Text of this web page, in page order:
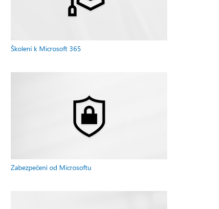
Školení k Microsoft 365
Zabezpečení od Microsoftu